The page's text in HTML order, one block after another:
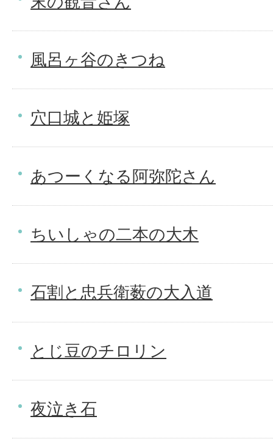
風呂ヶ谷のきつね
穴口城と姫塚
あつーくなる阿弥陀さん
ちいしゃの二本の大木
石割と忠兵衛薮の大入道
とじ豆のチロリン
夜泣き石